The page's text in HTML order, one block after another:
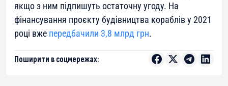
якщо з ним підпишуть остаточну угоду. На
фінансування проєкту будівництва кораблів у 2021
році вже передбачили 3,8 млрд грн.
Поширити в соцмережах: